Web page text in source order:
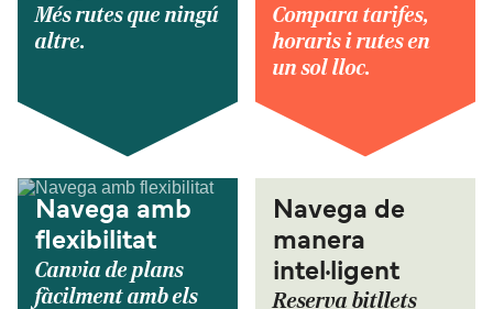
Més rutes que ningú
altre.
Compara tarifes,
horaris i rutes en
un sol lloc.
Navega amb
flexibilitat
Canvia de plans
fàcilment amb els
Navega de
manera
intel·ligent
Reserva bitllets